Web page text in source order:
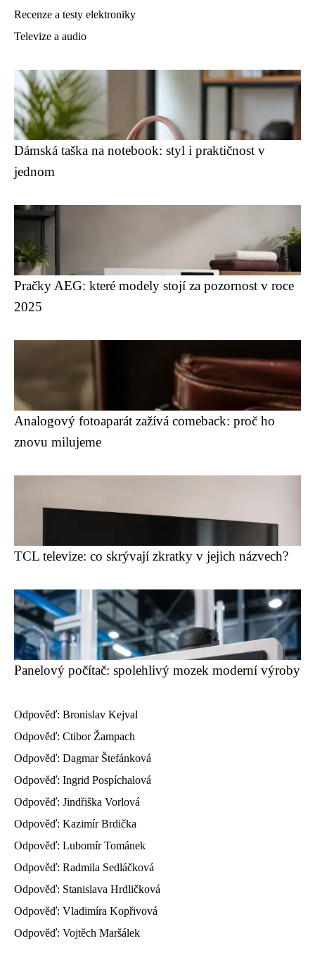
Recenze a testy elektroniky
Televize a audio
Dámská taška na notebook: styl i praktičnost v
jednom
Pračky AEG: které modely stojí za pozornost v roce
2025
Analogový fotoaparát zažívá comeback: proč ho
znovu milujeme
TCL televize: co skrývají zkratky v jejich názvech?
Panelový počítač: spolehlivý mozek moderní výroby
Odpověď: Bronislav Kejval
Odpověď: Ctibor Žampach
Odpověď: Dagmar Štefánková
Odpověď: Ingrid Pospíchalová
Odpověď: Jindřiška Vorlová
Odpověď: Kazimír Brdička
Odpověď: Lubomír Tománek
Odpověď: Radmila Sedláčková
Odpověď: Stanislava Hrdličková
Odpověď: Vladimíra Kopřivová
Odpověď: Vojtěch Maršálek